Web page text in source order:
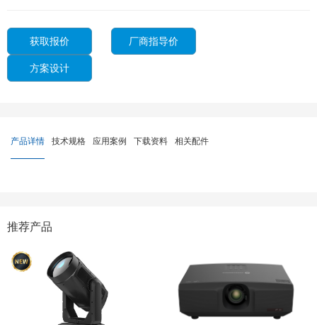
获取报价 厂商指导价
方案设计
产品详情 技术规格 应用案例 下载资料 相关配件
推荐产品